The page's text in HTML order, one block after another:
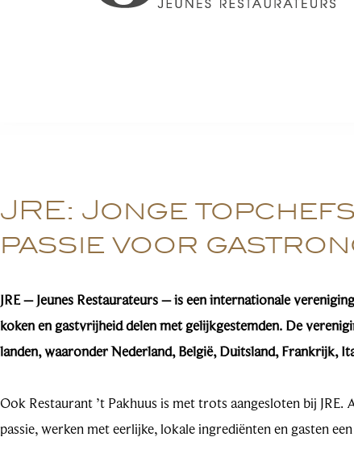
JRE: Jonge
passie voor
JRE – Jeunes Restaurateurs – is een internationale
koken en gastvrijheid delen met gelijkgestemden. De
landen, waaronder Nederland, België, Duitsland, Frankrijk,
Ook Restaurant ’t Pakhuus is met trots aangesloten bij
passie, werken met eerlijke, lokale ingrediënten en gasten